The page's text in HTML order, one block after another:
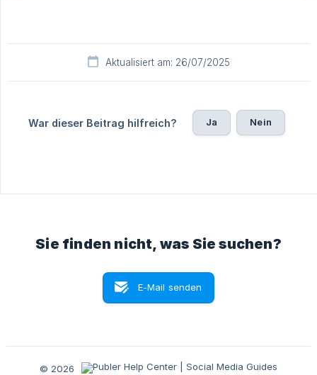
Aktualisiert am: 26/07/2025
War dieser Beitrag hilfreich? Ja Nein
Sie finden nicht, was Sie suchen?
E-Mail senden
© 2026